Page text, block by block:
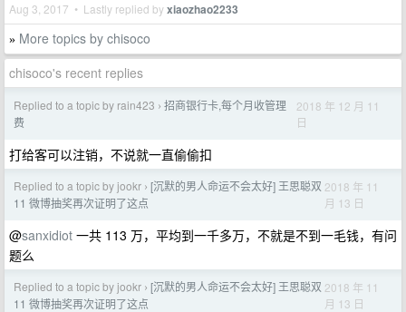
Aug 3, 2017 • Lastly replied byxiaozhao2233
» More topics by chisoco
chisoco's recent replies
Replied to a topic by rain423 › 招商银行卡,每个月收管理
费
2018 年 12 月 11
日
打给客可以注销，不说就一直偷偷扣
Replied to a topic by jookr › [沉默的男人命运不会太好] 王思聪双
11 微博抽奖再次证明了这点
2018 年 11
月 13 日
@sanxidiot 一共 113 万，平均到一千多万，不就是不到一毛钱，有问
题么
Replied to a topic by jookr › [沉默的男人命运不会太好] 王思聪双
11 微博抽奖再次证明了这点
2018 年 11
月 13 日